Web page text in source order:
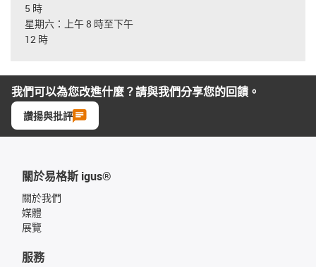
5 時
星期六：上午 8 時至下午
12 時
我們可以為您改進什麼？請與我們分享您的回饋。
讚揚與批評
關於易格斯 igus®
關於我們
媒體
展覽
服務